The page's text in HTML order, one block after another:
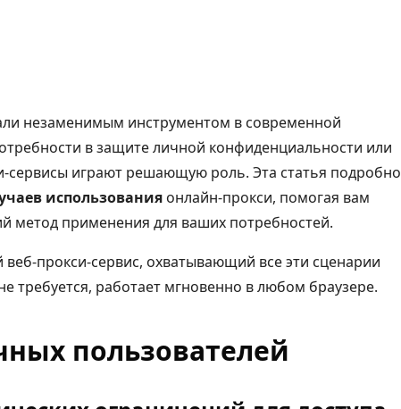
незаменимым инструментом в современной
в защите личной конфиденциальности или
сервисы играют решающую роль. Эта статья подробно
использованияонлайн-прокси, помогая вам
метод применения для ваших потребностей.
прокси-сервис, охватывающий все эти сценарии
требуется, работает мгновенно в любом браузере.
пользователей